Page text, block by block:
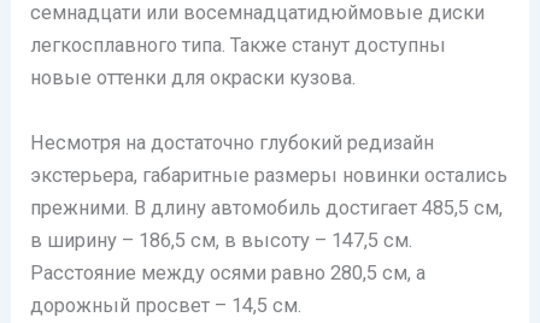
семнадцати или восемнадцатидюймовые диски
легкосплавного типа. Также станут доступны
новые оттенки для окраски кузова.
Несмотря на достаточно глубокий редизайн
экстерьера, габаритные размеры новинки остались
прежними. В длину автомобиль достигает 485,5 см,
в ширину – 186,5 см, в высоту – 147,5 см.
Расстояние между осями равно 280,5 см, а
дорожный просвет – 14,5 см.